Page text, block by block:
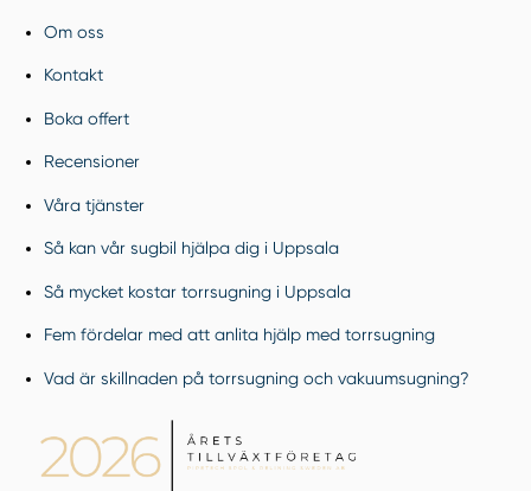
Om oss
Kontakt
Boka offert
Recensioner
Våra tjänster
Så kan vår sugbil hjälpa dig i Uppsala
Så mycket kostar torrsugning i Uppsala
Fem fördelar med att anlita hjälp med torrsugning
Vad är skillnaden på torrsugning och vakuumsugning?